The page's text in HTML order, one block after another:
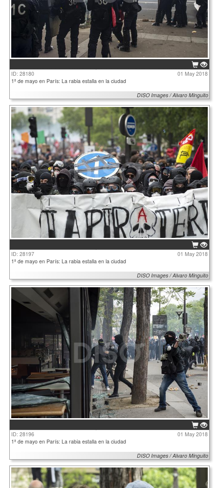
ID: 28180
01 May 2018
1ª de mayo en París: La rabia estalla en la ciudad
DISO Images / Alvaro Minguito
ID: 28197
01 May 2018
1ª de mayo en París: La rabia estalla en la ciudad
DISO Images / Alvaro Minguito
ID: 28196
01 May 2018
1ª de mayo en París: La rabia estalla en la ciudad
DISO Images / Alvaro Minguito